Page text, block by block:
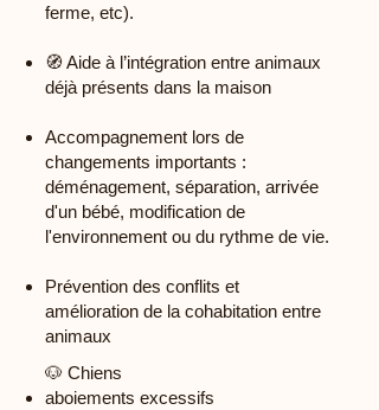
ferme, etc).
🧭 Aide à l’intégration entre animaux
déjà présents dans la maison
Accompagnement lors de
changements importants :
déménagement, séparation, arrivée
d'un bébé, modification de
l'environnement ou du rythme de vie.
Prévention des conflits et
amélioration de la cohabitation entre
animaux
🐶 Chiens
aboiements excessifs